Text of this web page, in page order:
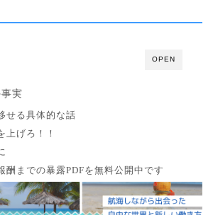
OPEN
実
せる具体的な話
上げろ！！
酬までの暴露PDFを無料公開中です